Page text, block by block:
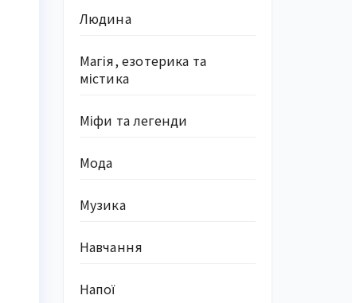
Людина
Магія, езотерика та
містика
Міфи та легенди
Мода
Музика
Навчання
Напої